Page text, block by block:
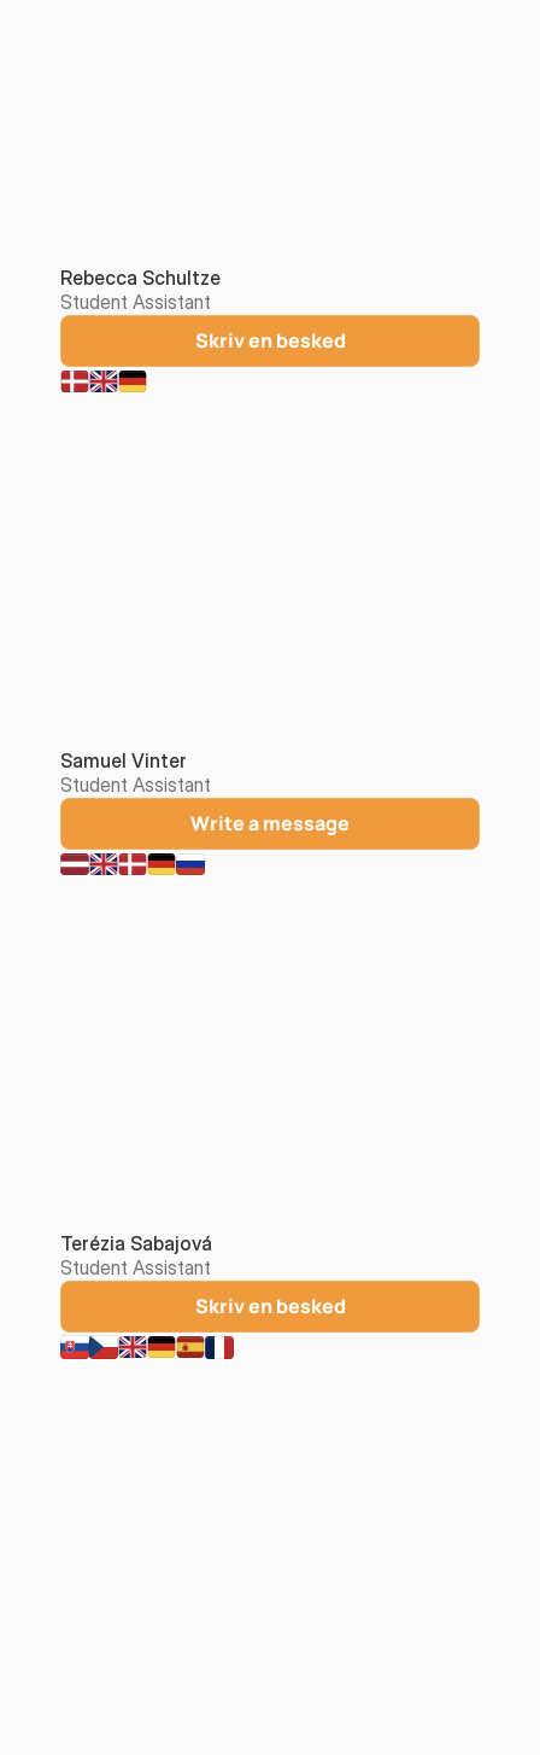
Rebecca Schultze
Student Assistant
Skriv en besked
Samuel Vinter
Student Assistant
Write a message
Terézia Sabajová
Student Assistant
Skriv en besked